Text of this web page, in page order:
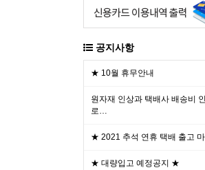
공지사항
★ 10월 휴무안내
원자재 인상과 택배사 배송비
로…
★ 2021 추석 연휴 택배 출고
★ 대량입고 예정공지 ★